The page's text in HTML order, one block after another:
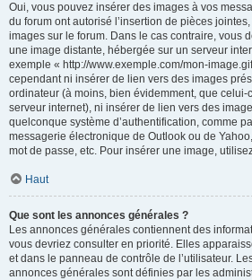
Oui, vous pouvez insérer des images à vos
du forum ont autorisé l’insertion de pièces
images sur le forum. Dans le cas contraire, vous
une image distante, hébergée sur un serveur
exemple « http://www.exemple.com/mon-
cependant ni insérer de lien vers des images
ordinateur (à moins, bien évidemment, que celui-
serveur internet), ni insérer de lien vers des
quelconque système d’authentification, comme
messagerie électronique de Outlook ou de
mot de passe, etc. Pour insérer une image,
Haut
Que sont les annonces générales ?
Les annonces générales contiennent des
vous devriez consulter en priorité. Elles
et dans le panneau de contrôle de l’utilisateur.
annonces générales sont définies par les